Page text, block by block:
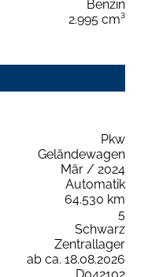
Benzin
2.995 cm³
Pkw
Geländewagen
Mär / 2024
Automatik
64.530 km
5
Schwarz
Zentrallager
ab ca. 18.08.2026
D042102